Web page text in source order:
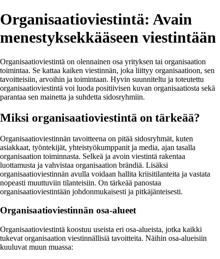
Organisaatioviestintä: Avain
menestyksekkääseen viestintään
Organisaatioviestintä on olennainen osa yrityksen tai organisaation
toimintaa. Se kattaa kaiken viestinnän, joka liittyy organisaatioon, sen
tavoitteisiin, arvoihin ja toimintaan. Hyvin suunniteltu ja toteutettu
organisaatioviestintä voi luoda positiivisen kuvan organisaatiosta sekä
parantaa sen mainetta ja suhdetta sidosryhmiin.
Miksi organisaatioviestintä on tärkeää?
Organisaatioviestinnän tavoitteena on pitää sidosryhmät, kuten
asiakkaat, työntekijät, yhteistyökumppanit ja media, ajan tasalla
organisaation toiminnasta. Selkeä ja avoin viestintä rakentaa
luottamusta ja vahvistaa organisaation brändiä. Lisäksi
organisaatioviestinnän avulla voidaan hallita kriisitilanteita ja vastata
nopeasti muuttuviin tilanteisiin. On tärkeää panostaa
organisaatioviestintään johdonmukaisesti ja pitkäjänteisesti.
Organisaatioviestinnän osa-alueet
Organisaatioviestintä koostuu useista eri osa-alueista, jotka kaikki
tukevat organisaation viestinnällisiä tavoitteita. Näihin osa-alueisiin
kuuluvat muun muassa: